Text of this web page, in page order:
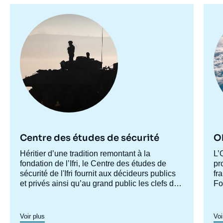
principale
Centre des études de sécurité
Accroche
centre
Héritier d’une tradition remontant à la
fondation de l’Ifri, le Centre des études de
sécurité de l'Ifri fournit aux décideurs publics
et privés ainsi qu’au grand public les clefs de
venir. Par son positionnement à la jointure du
Voir plus